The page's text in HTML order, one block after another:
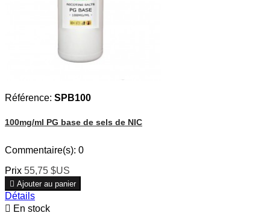
Référence: SPB100
100mg/ml PG base de sels de NIC
Commentaire(s): 0
Prix 55,75 $US
 Ajouter au panier
Détails
 En stock